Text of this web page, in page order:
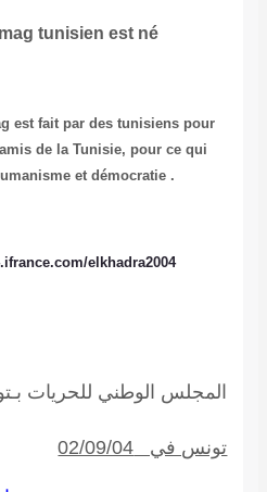
tunisien est né
est fait par des tunisiens pour
de la Tunisie, pour ce qui
et démocratie .
elkhadra2004
المجلس الوطني للحريات
تونس في 02/09/04